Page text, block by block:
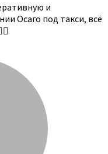
и
Осаго под такси, всё